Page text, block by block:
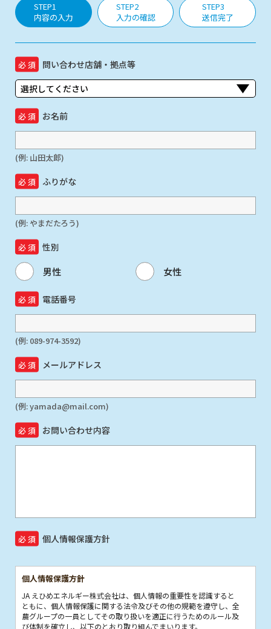
STEP1
内容の入力
STEP2
入力の確認
STEP3
送信完了
問い合わせ店舗・拠点等
お名前
(例: 山田太郎)
ふりがな
(例: やまだたろう)
性別
男性 女性
電話番号
(例: 089-974-3592)
メールアドレス
(例: yamada@mail.com)
お問い合わせ内容
個人情報保護方針
個人情報保護方針
JA えひめエネルギー株式会社は、個人情報の重要性を認識すると
ともに、個人情報保護に関する法令及びその他の規範を遵守し、全
農グループの一員としてその取り扱いを適正に行うためのルール及
び体制を確立し、以下のとおり取り組んでまいります。